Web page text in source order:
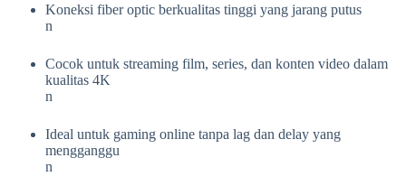
Koneksi fiber optic berkualitas tinggi yang jarang putus
n
Cocok untuk streaming film, series, dan konten video dalam
kualitas 4K
n
Ideal untuk gaming online tanpa lag dan delay yang
mengganggu
n